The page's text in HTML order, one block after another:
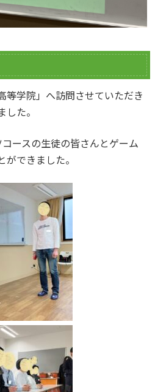
等学院」へ訪問させていただき
た。
ースの生徒の皆さんとゲーム
できました。